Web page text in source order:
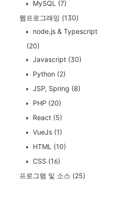
MySQL (7)
웹프로그래밍 (130)
node.js & Typescript
(20)
Javascript (30)
Python (2)
JSP, Spring (8)
PHP (20)
React (5)
VueJs (1)
HTML (10)
CSS (16)
프로그램 및 소스 (25)